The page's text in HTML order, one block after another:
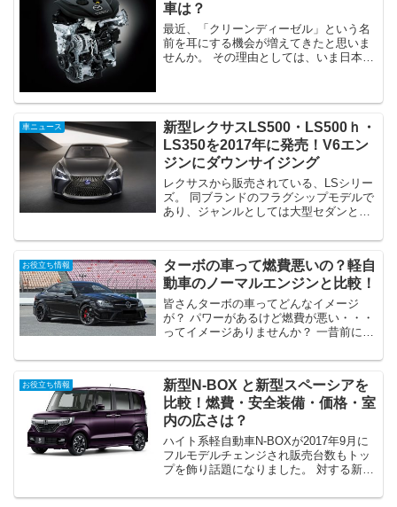
車は？
最近、「クリーンディーゼル」という名
前を耳にする機会が増えてきたと思いま
せんか。 その理由としては、いま日本で
一番排出ガスの規制が厳しく、日本の規
車ニュース
新型レクサスLS500・LS500ｈ・
LS350を2017年に発売！V6エン
ジンにダウンサイジング
レクサスから販売されている、LSシリー
ズ。 同ブランドのフラグシップモデルで
あり、ジャンルとしては大型セダンとし
て、快適なドライビングをサポートして
その新型モデルが、...
お役立ち情報
ターボの車って燃費悪いの？軽自
動車のノーマルエンジンと比較！
皆さんターボの車ってどんなイメージ
が？ パワーがあるけど燃費が悪い・・・
ってイメージありませんか？ 一昔前に流
れば燃費が悪く、大体5km/L～8km/l前後
近ではダウ...
お役立ち情報
新型N-BOX と新型スペーシアを
比較！燃費・安全装備・価格・室
内の広さは？
ハイト系軽自動車N-BOXが2017年9月に
フルモデルチェンジされ販売台数もトッ
プを飾り話題になりました。 対する新型
ルチェンジされ、妥当N-BOXとするため